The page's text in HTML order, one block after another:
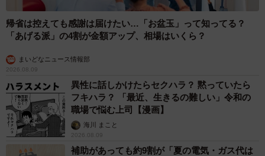
帰省は控えても感謝は届けたい…「お盆玉」って知ってる？
「あげる派」の4割が金額アップ、相場はいくら？
まいどなニュース情報部
2026.08.09
異性に話しかけたらセクハラ？ 黙っていたら
フキハラ？ 「最近、生きるの難しい」令和の
職場で悩む上司【漫画】
海川 まこと
2026.08.09
補助があっても約9割が「夏の電気・ガス代は